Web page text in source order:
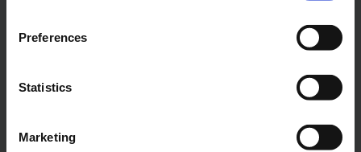
Preferences
Statistics
Marketing